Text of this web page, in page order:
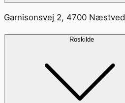
Garnisonsvej 2, 4700 Næstved
Roskilde